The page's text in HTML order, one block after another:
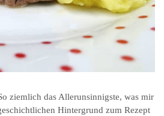
ziemlich das Allerunsinnigste, was mir
Hintergrund zum Rezept